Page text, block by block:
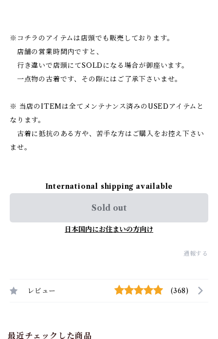
※コチラのアイテムは店頭でも販売しております。
店舗の営業時間内ですと、
行き違いで店頭にてSOLDになる場合が御座います。
一点物の古着です、その際にはご了承下さいませ。
※ 当店のITEMは全てメンテナンス済みのUSEDアイテムと
なります。
古着に抵抗のある方や、苦手な方はご購入をお控え下さい
ませ。
International shipping available
Sold out
日本国内にお住まいの方向け
通報する
レビュー (368)
最近チェックした商品